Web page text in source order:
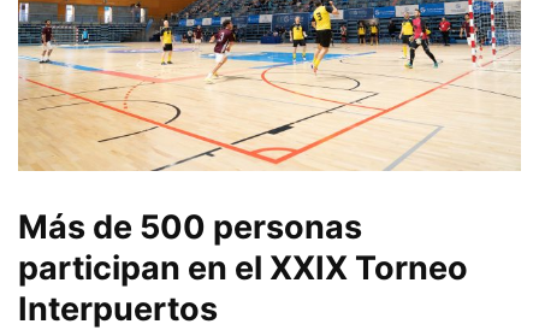
Más de 500 personas
participan en el XXIX Torneo
Interpuertos